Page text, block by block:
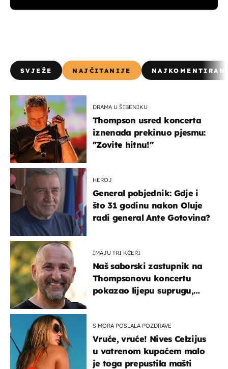
SVJEŽE NAJČITANIJE
DRAMA U ŠIBENIKU
Thompson usred koncerta
iznenada prekinuo pjesmu:
"Zovite hitnu!"
HEROJ
General pobjednik: Gdje i
što 31 godinu nakon Oluje
radi general Ante Gotovina?
IMAJU TRI KĆERI
Naš saborski zastupnik na
Thompsonovu koncertu
pokazao lijepu suprugu,
S MORA POSLALA POZDRAVE
Vruće, vruće! Nives Celzijus
u vatrenom kupaćem malo
je toga prepustila mašti